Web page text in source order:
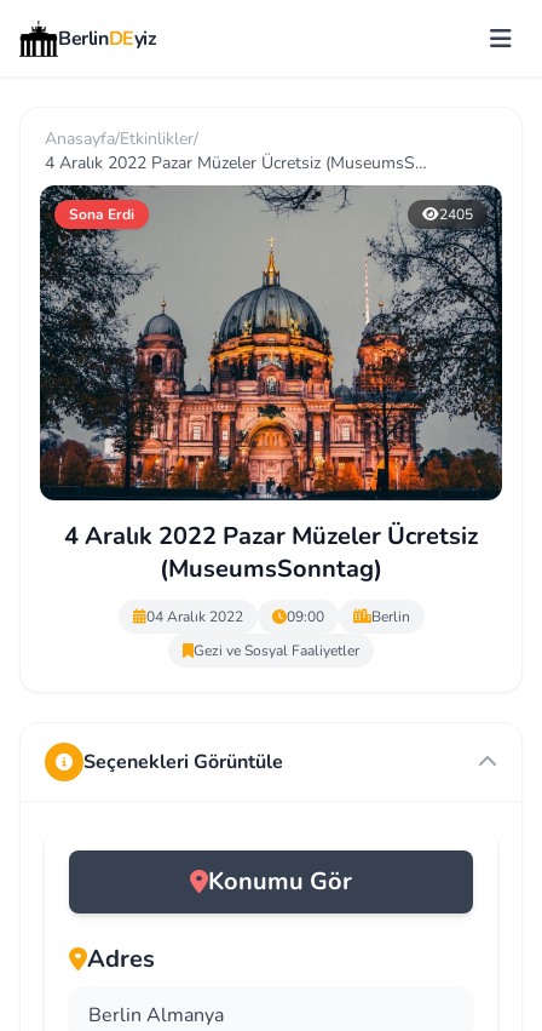
BerlinDEyiz
Anasayfa/Etkinlikler/
4 Aralık 2022 Pazar Müzeler Ücretsiz (MuseumsSonntag)
Sona Erdi 2405
4 Aralık 2022 Pazar Müzeler Ücretsiz
(MuseumsSonntag)
04 Aralık 2022 09:00
Berlin
Gezi ve Sosyal Faaliyetler
Seçenekleri Görüntüle
Konumu Gör
Adres
Berlin Almanya